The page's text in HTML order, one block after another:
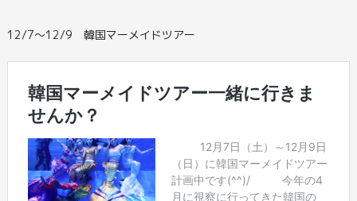
12/7～12/9 韓国マーメイドツアー